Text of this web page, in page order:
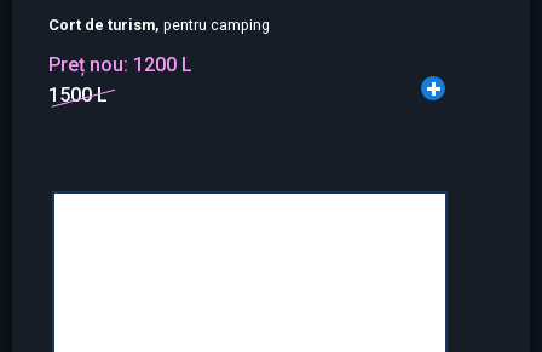
Cort de turism, pentru camping
Preț nou: 1200 L
1500 L